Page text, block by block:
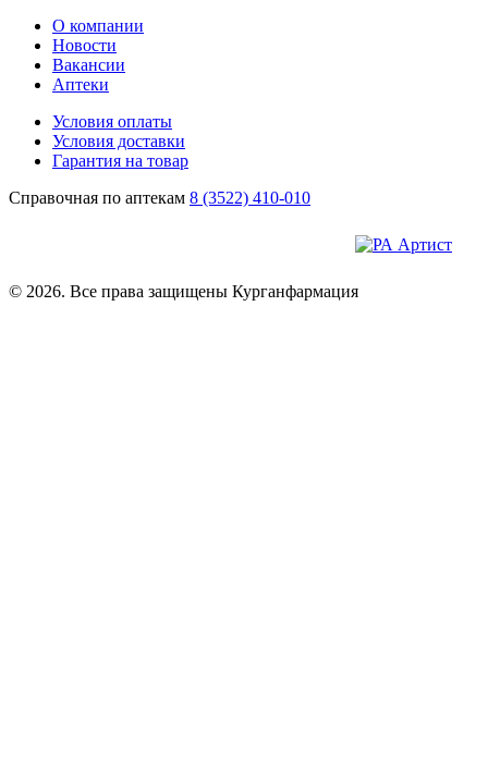
О компании
Новости
Вакансии
Аптеки
Условия оплаты
Условия доставки
Гарантия на товар
Справочная по аптекам 8 (3522) 410-010
© 2026. Все права защищены Курганфармация